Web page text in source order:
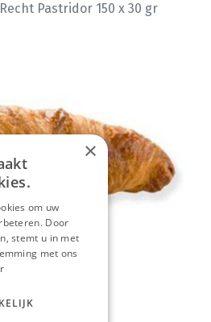
Pastridor 150 x 30 gr
×
om uw
Door
stemt u in met
met ons